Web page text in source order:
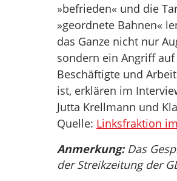
»befrieden« und die
»geordnete Bahnen«
das Ganze nicht nur
sondern ein Angriff
Beschäftigte und
ist, erklären im
Jutta Krellmann und
Quelle: Linksfraktion
Anmerkung:Das
der Streikzeitung der